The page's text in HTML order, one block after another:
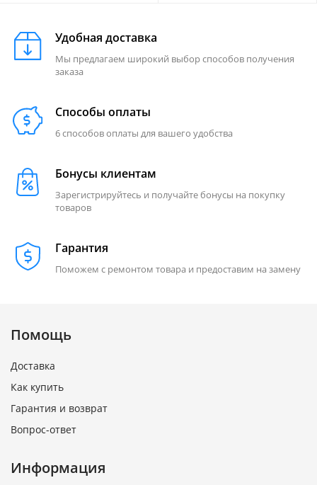
Удобная доставка
Мы предлагаем широкий выбор способов получения
заказа
Способы оплаты
6 способов оплаты для вашего удобства
Бонусы клиентам
Зарегистрируйтесь и получайте бонусы на покупку
товаров
Гарантия
Поможем с ремонтом товара и предоставим на замену
Помощь
Доставка
Как купить
Гарантия и возврат
Вопрос-ответ
Информация